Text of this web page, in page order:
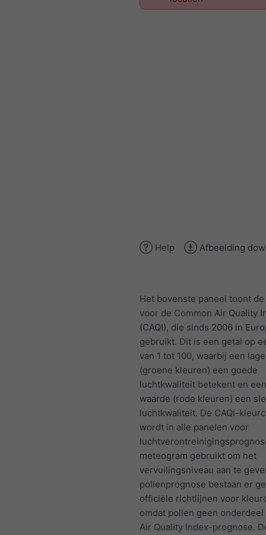
Help Afbeelding
Het bovenste paneel toont
voor de Common Air Quality
(CAQI), die sinds 2006 in
gebruikt. Dit is een getal op
van 1 tot 100, waarbij een
(groene kleuren) een goede
luchtkwaliteit betekent en
waarde (rode kleuren) een
luchtkwaliteit. De CAQI-
wordt in alle panelen voor
meteogram gebruikt om het
vervuilingsniveau aan te
pollenprognose bestaan er
officiële richtlijnen voor
omdat pollen geen onderdeel
Air Quality Index-prognose.